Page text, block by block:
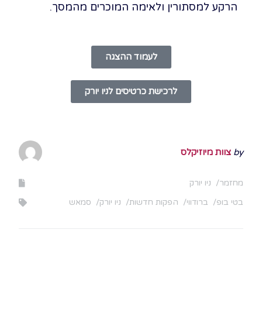
הרקע למסתורין ולאימה המוכרים מהמסך.
לעמוד ההצגה
לרכישת כרטיסים לניו יורק
by צוות מיוזיקלס
מחזמר
ניו יורק
בטי בופ
ברודווי הפקות חדשות ניו יורק סמאש